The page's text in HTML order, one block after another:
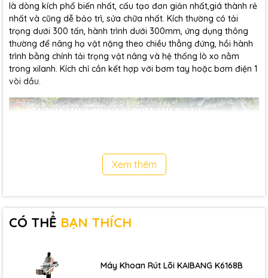
là dòng kích phổ biến nhất, cấu tạo đơn giản nhất,giá thành rẻ
nhất và cũng dễ bảo trì, sửa chữa nhất. Kích thường có tải
trọng dưới 300 tấn, hành trình dưới 300mm, ứng dụng thông
thường để nâng hạ vật nặng theo chiều thẳng đứng, hồi hành
trình bằng chính tải trọng vật nâng và hệ thống lò xo nằm
trong xilanh. Kích chỉ cần kết hợp với bơm tay hoặc bơm điện 1
vòi dầu.
Xem thêm
CÓ THỂ BẠN THÍCH
Máy Khoan Rút Lõi KAIBANG K6168B